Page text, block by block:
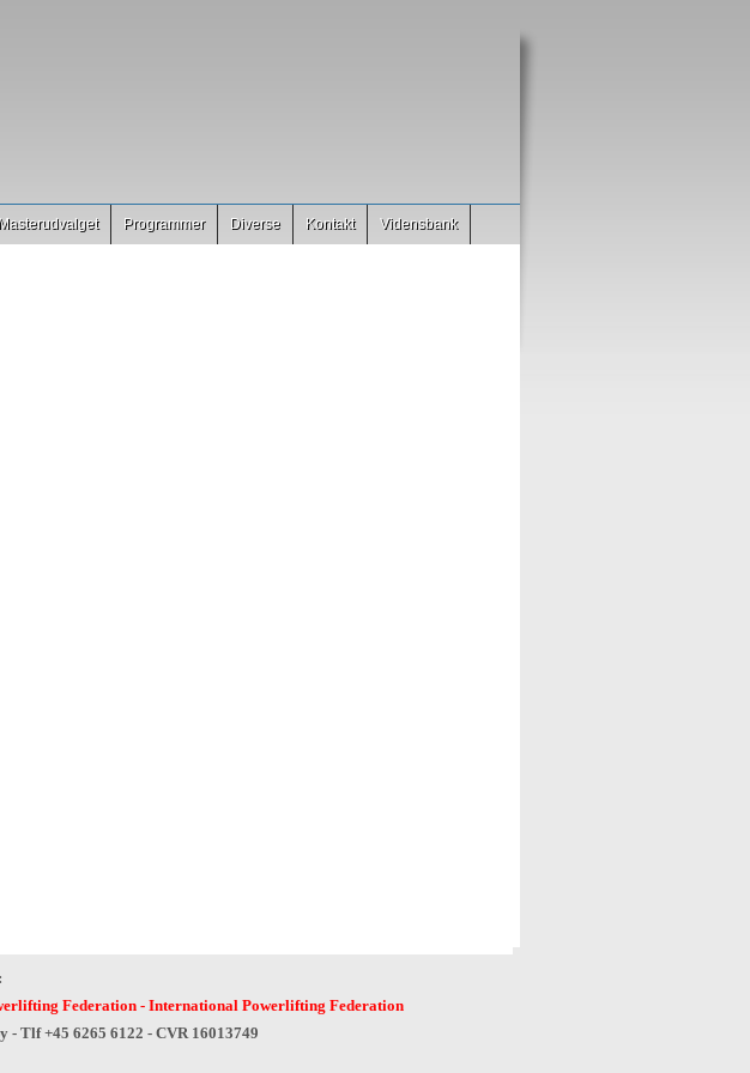
Masterudvalget Programmer Diverse Kontakt Vidensbank
Federation- International Powerlifting Federation
Tlf +45 6265 6122 - CVR 16013749